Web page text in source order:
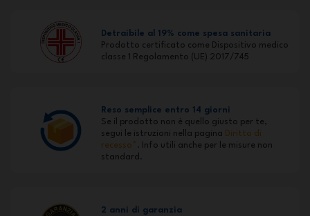
Detraibile al 19% come spesa sanitaria
Prodotto certificato come Dispositivo medico
classe 1 Regolamento (UE) 2017/745
Reso semplice entro 14 giorni
Se il prodotto non è quello giusto per te,
segui le istruzioni nella pagina Diritto di
recesso* . Info utili anche per le misure non
standard.
2 anni di garanzia